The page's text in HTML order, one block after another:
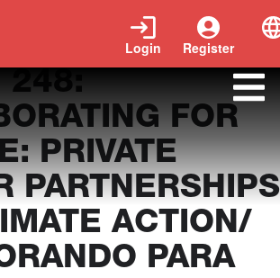
Register
Login
248:
FOR
PRIVATE
PARTNERSHIPS
ACTION/
PARA